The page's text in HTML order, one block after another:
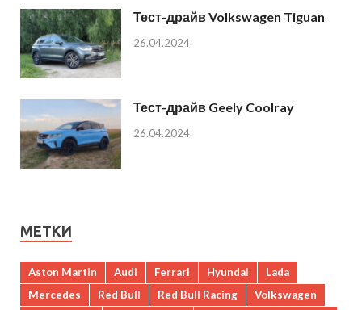
Тест-драйв Volkswagen Tiguan
26.04.2024
Тест-драйв Geely Coolray
26.04.2024
МЕТКИ
Aston Martin Audi Ferrari Hyundai
Lada
Mercedes
Red Bull Red Bull Racing
Volkswagen